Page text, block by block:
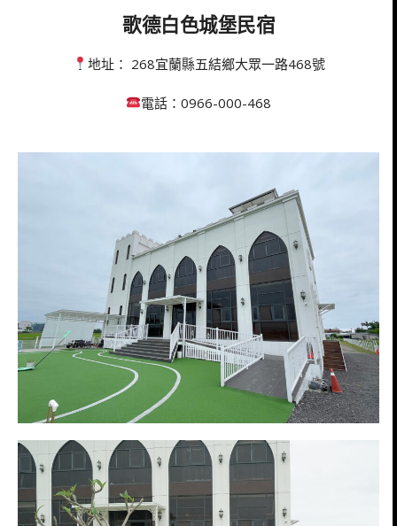
歌德白色城堡民宿
地址： 268宜蘭縣五結鄉大眾一路468號
電話：0966-000-468